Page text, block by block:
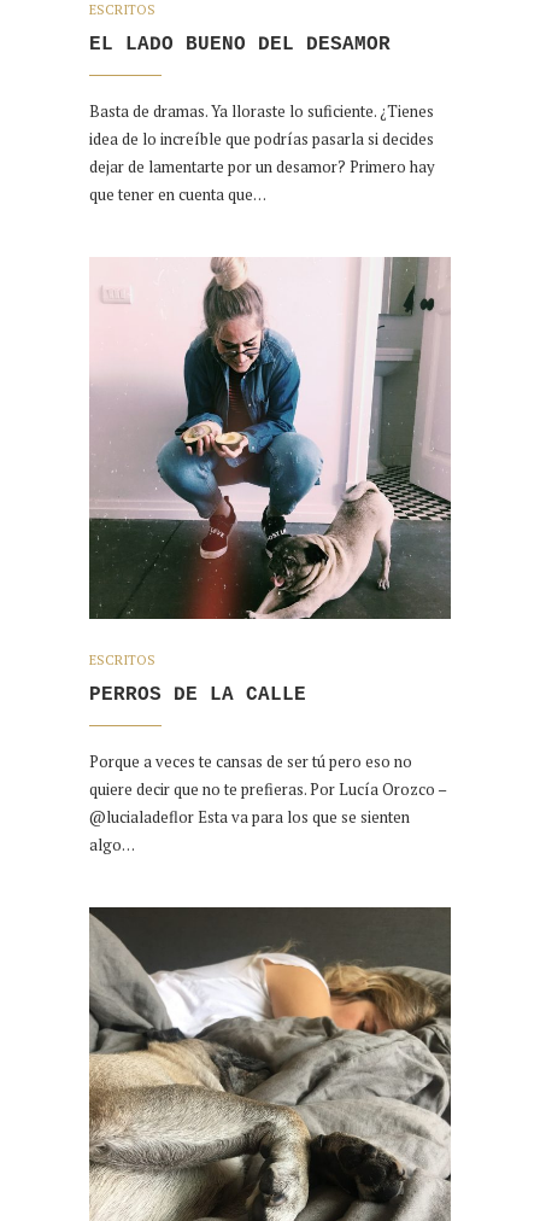
ESCRITOS
EL LADO BUENO DEL DESAMOR
Basta de dramas. Ya lloraste lo suficiente. ¿Tienes
idea de lo increíble que podrías pasarla si decides
dejar de lamentarte por un desamor? Primero hay
que tener en cuenta que…
ESCRITOS
PERROS DE LA CALLE
Porque a veces te cansas de ser tú pero eso no
quiere decir que no te prefieras. Por Lucía Orozco –
@lucialadeflor Esta va para los que se sienten
algo…